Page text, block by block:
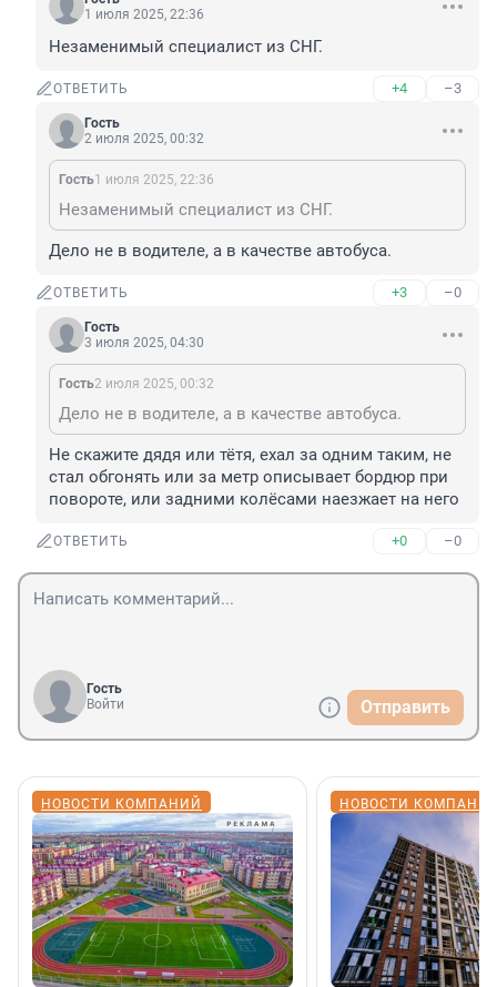
1 июля 2025, 22:36
Незаменимый специалист из СНГ.
ОТВЕТИТЬ +4 –3
Гость
2 июля 2025, 00:32
Гость1 июля 2025, 22:36
Незаменимый специалист из СНГ.
Дело не в водителе, а в качестве автобуса.
ОТВЕТИТЬ +3 –0
Гость
3 июля 2025, 04:30
Гость2 июля 2025, 00:32
Дело не в водителе, а в качестве автобуса.
Не скажите дядя или тётя, ехал за одним таким, не
стал обгонять или за метр описывает бордюр при
повороте, или задними колёсами наезжает на него
ОТВЕТИТЬ +0 –0
Гость
Войти
Отправить
НОВОСТИ КОМПАНИЙ НОВОСТИ